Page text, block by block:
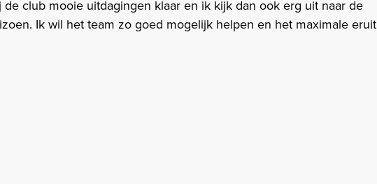
de club mooie uitdagingen klaar en ik kijk dan ook erg uit naar de
Ik wil het team zo goed mogelijk helpen en het maximale eruit